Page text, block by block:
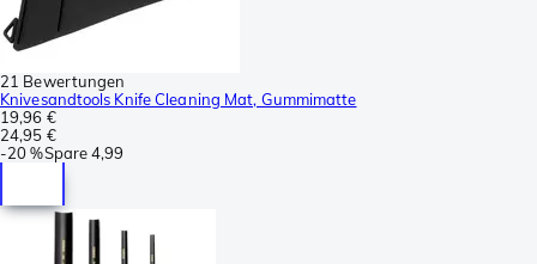
21 Bewertungen
Knivesandtools Knife Cleaning Mat, Gummimatte
19,96 €
24,95 €
-20 %Spare4,99